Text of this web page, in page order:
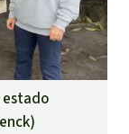
estado
)